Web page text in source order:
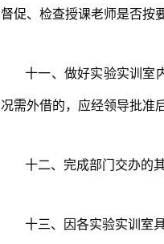
督促、检查授课老师是否按
十一、做好实验实训室
况需外借的，应经领导批准
十二、完成部门交办的
十三、因各实验实训室